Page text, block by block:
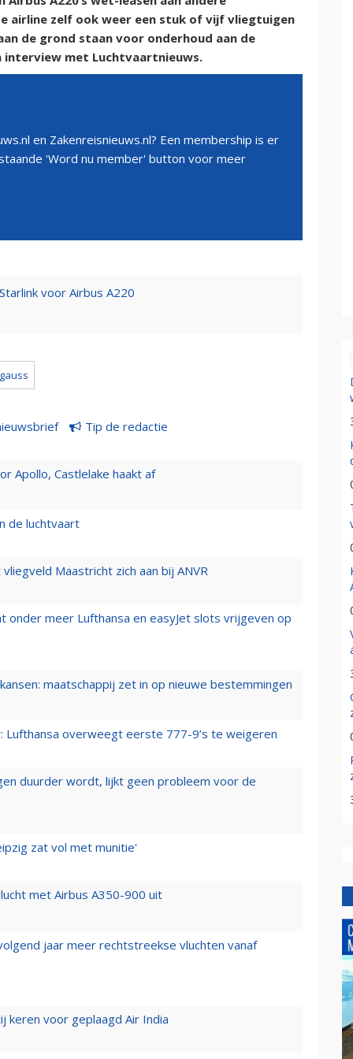
airline zelf ook weer een stuk of vijf vliegtuigen
de grond staan voor onderhoud aan de
interview met Luchtvaartnieuws.
en Zakenreisnieuws.nl? Een membership is er
'Word nu member' button voor meer
voor Airbus A220
Tip de redactie
Apollo, Castlelake haakt af
de luchtvaart
Maastricht zich aan bij ANVR
meer Lufthansa en easyJet slots vrijgeven op
maatschappij zet in op nieuwe bestemmingen
Lufthansa overweegt eerste 777-9’s te weigeren
duurder wordt, lijkt geen probleem voor de
zat vol met munitie'
met Airbus A350-900 uit
jaar meer rechtstreekse vluchten vanaf
keren voor geplaagd Air India